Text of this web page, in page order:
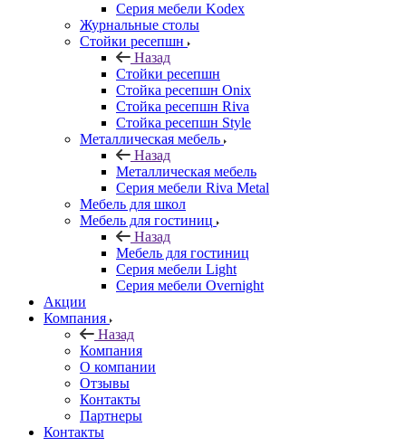
Серия мебели Kodex
Журнальные столы
Стойки ресепшн
Назад
Стойки ресепшн
Стойка ресепшн Onix
Стойка ресепшн Riva
Стойка ресепшн Style
Металлическая мебель
Назад
Металлическая мебель
Серия мебели Riva Metal
Мебель для школ
Мебель для гостиниц
Назад
Мебель для гостиниц
Серия мебели Light
Серия мебели Overnight
Акции
Компания
Назад
Компания
О компании
Отзывы
Контакты
Партнеры
Контакты